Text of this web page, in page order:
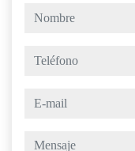
nombre
teléfono
e-mail
mensaje